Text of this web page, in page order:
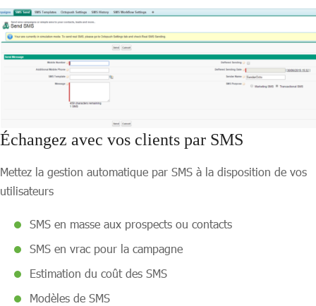
Échangez avec vos clients par SMS
Mettez la gestion automatique par SMS à la disposition de vos
utilisateurs
SMS en masse aux prospects ou contacts
SMS en vrac pour la campagne
Estimation du coût des SMS
Modèles de SMS